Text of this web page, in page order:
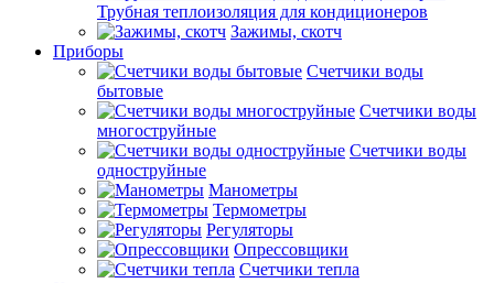
Трубная теплоизоляция для кондиционеров
Зажимы, скотч
Приборы
Счетчики воды
бытовые
Счетчики воды
многоструйные
Счетчики воды
одноструйные
Манометры
Термометры
Регуляторы
Опрессовщики
Счетчики тепла